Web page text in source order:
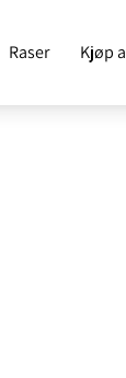
Raser Kjøp